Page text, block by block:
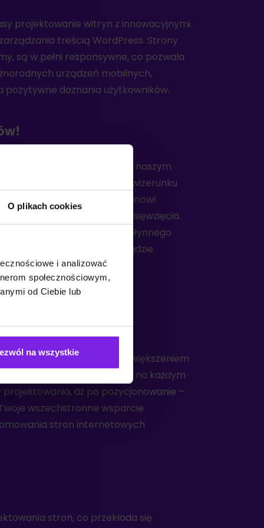
O plikach cookies
i analizować
społecznościowym,
od Ciebie lub
na wszystkie
pozytywne doznania użytkowników.